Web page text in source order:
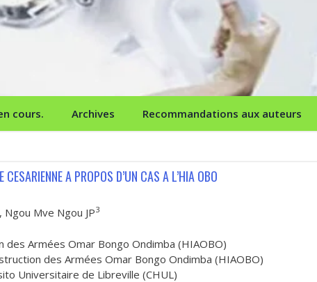
cours. Archives Recommandations aux auteurs
A PROPOS D’UN CAS A L’HIA OBO
, Ngou Mve Ngou JP3
des Armées Omar Bongo Ondimba (HIAOBO)
des Armées Omar Bongo Ondimba (HIAOBO)
Universitaire de Libreville (CHUL)